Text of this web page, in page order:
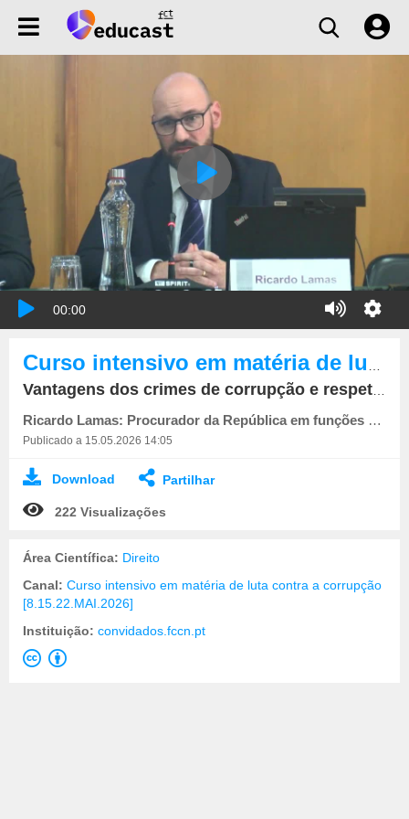
00:00
Vantagens dos crimes de corrupção e respetivo branqueamento
Ricardo Lamas: Procurador da República em funções no Departamento Central de Investigação e Ação Pen
Publicado a 15.05.2026 14:05
Download Partilhar
222 Visualizações
Área Científica: Direito
Canal: Curso intensivo em matéria de luta contra a corrupção
[8.15.22.MAI.2026]
Instituição: convidados.fccn.pt